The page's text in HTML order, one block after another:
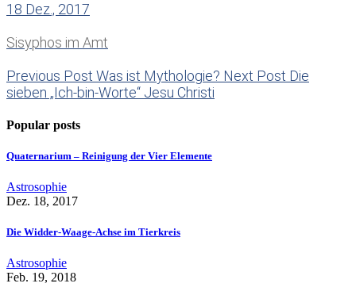
18 Dez., 2017
Sisyphos im Amt
Previous Post Was ist Mythologie? Next Post Die
sieben „Ich-bin-Worte“ Jesu Christi
Popular posts
Quaternarium – Reinigung der Vier Elemente
Astrosophie
Dez. 18, 2017
Die Widder-Waage-Achse im Tierkreis
Astrosophie
Feb. 19, 2018